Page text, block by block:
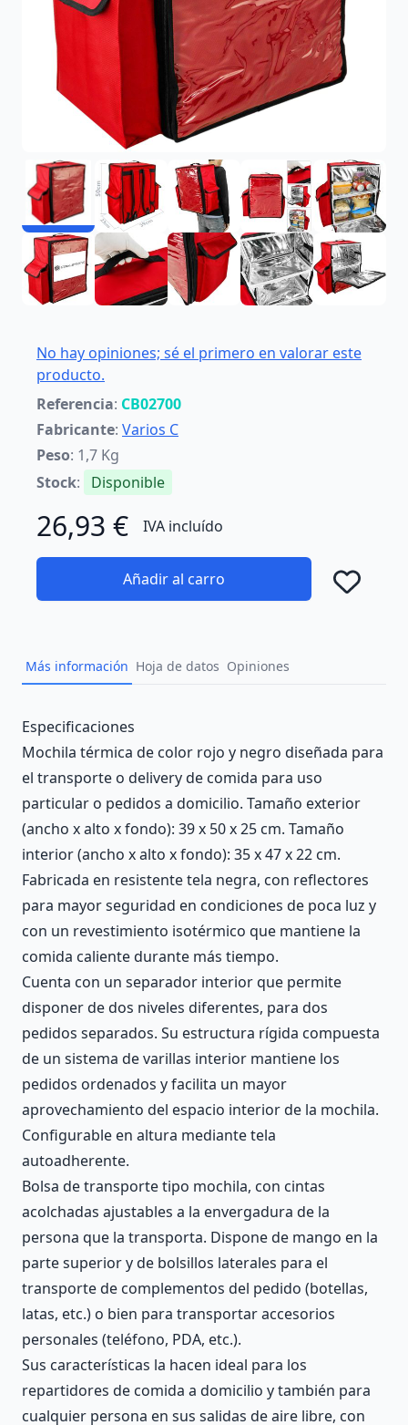
No hay opiniones; sé el primero en valorar este
producto.
Referencia: CB02700
Fabricante: Varios C
Peso: 1,7 Kg
Stock: Disponible
26,93 € IVA incluído
Añadir al carro
Más información Hoja de datos Opiniones
Description
Especificaciones
Mochila térmica de color rojo y negro diseñada para
el transporte o delivery de comida para uso
particular o pedidos a domicilio. Tamaño exterior
(ancho x alto x fondo): 39 x 50 x 25 cm. Tamaño
interior (ancho x alto x fondo): 35 x 47 x 22 cm.
Fabricada en resistente tela negra, con reflectores
para mayor seguridad en condiciones de poca luz y
con un revestimiento isotérmico que mantiene la
comida caliente durante más tiempo.
Cuenta con un separador interior que permite
disponer de dos niveles diferentes, para dos
pedidos separados. Su estructura rígida compuesta
de un sistema de varillas interior mantiene los
pedidos ordenados y facilita un mayor
aprovechamiento del espacio interior de la mochila.
Configurable en altura mediante tela
autoadherente.
Bolsa de transporte tipo mochila, con cintas
acolchadas ajustables a la envergadura de la
persona que la transporta. Dispone de mango en la
parte superior y de bolsillos laterales para el
transporte de complementos del pedido (botellas,
latas, etc.) o bien para transportar accesorios
personales (teléfono, PDA, etc.).
Sus características la hacen ideal para los
repartidores de comida a domicilio y también para
cualquier persona en sus salidas de aire libre, con